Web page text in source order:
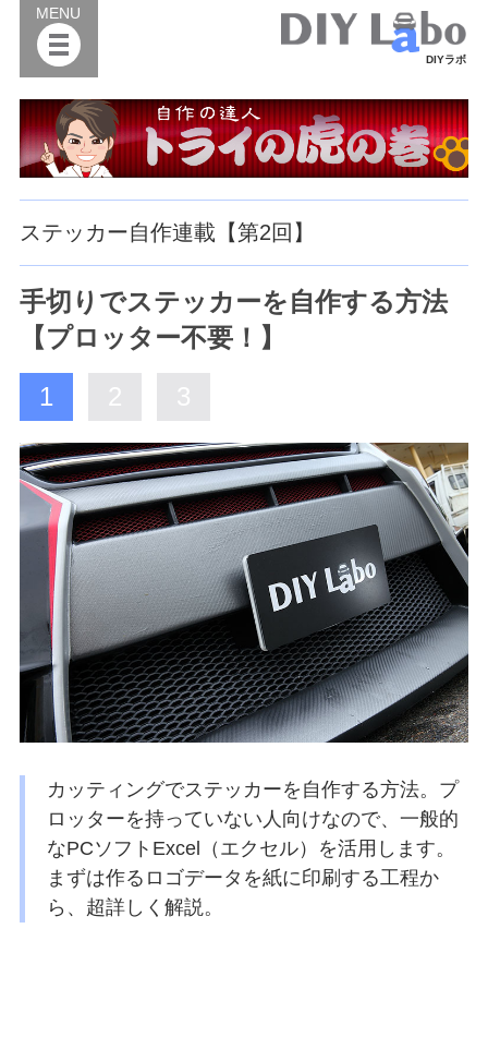
DIYラボ
MENU
ステッカー自作連載【第2回】
手切りでステッカーを自作する方法
【プロッター不要！】
1
2 3
カッティングでステッカーを自作する方法。プ
ロッターを持っていない人向けなので、一般的
なPCソフトExcel（エクセル）を活用します。
まずは作るロゴデータを紙に印刷する工程か
ら、超詳しく解説。